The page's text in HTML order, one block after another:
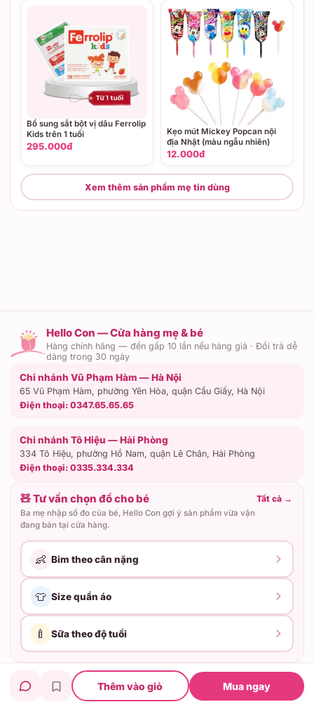
Bổ sung sắt bột vị dâu Ferrolip
Kids trên 1 tuổi
295.000đ
Kẹo mút Mickey Popcan nội
địa Nhật (màu ngẫu nhiên)
12.000đ
Xem thêm sản phẩm mẹ tin dùng
Thêm vào giỏ Mua ngay
Hello Con — Cửa hàng mẹ & bé
Hàng chính hãng — đền gấp 10 lần nếu hàng giả · Đổi trả dễ
dàng trong 30 ngày
Chi nhánh Vũ Phạm Hàm — Hà Nội
65 Vũ Phạm Hàm, phường Yên Hòa, quận Cầu Giấy, Hà Nội
Điện thoại: 0347.65.65.65
Chi nhánh Tô Hiệu — Hải Phòng
334 Tô Hiệu, phường Hồ Nam, quận Lê Chân, Hải Phòng
Điện thoại: 0335.334.334
🧸 Tư vấn chọn đồ cho bé
Ba mẹ nhập số đo của bé, Hello Con gợi ý sản phẩm vừa vặn
đang bán tại cửa hàng.
Tất cả →
👶 Bỉm theo cân nặng
👕 Size quần áo
🍼 Sữa theo độ tuổi
Hộ kinh doanh Hello Con · ĐKKD: 02C8006460
© 2026 Hello Con — Cửa hàng mẹ & bé